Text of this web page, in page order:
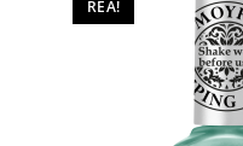
REA!